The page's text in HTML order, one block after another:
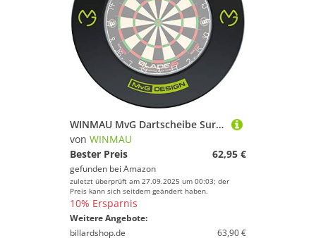
WINMAU MvG Dartscheibe Surround
von WINMAU
Bester Preis
62,95 €
gefunden bei Amazon
zuletzt überprüft am 27.09.2025 um 00:03; der
Preis kann sich seitdem geändert haben.
10% Ersparnis
Weitere Angebote:
billardshop.de
63,90 €